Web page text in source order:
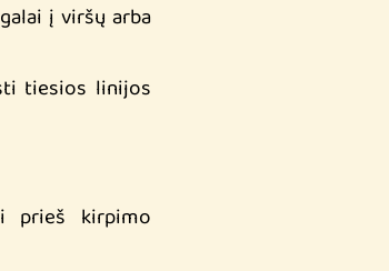
į viršų arba
tiesios linijos
prieš kirpimo